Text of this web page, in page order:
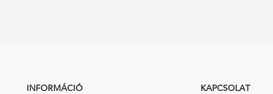
INFORMÁCIÓ KAPCSOLAT